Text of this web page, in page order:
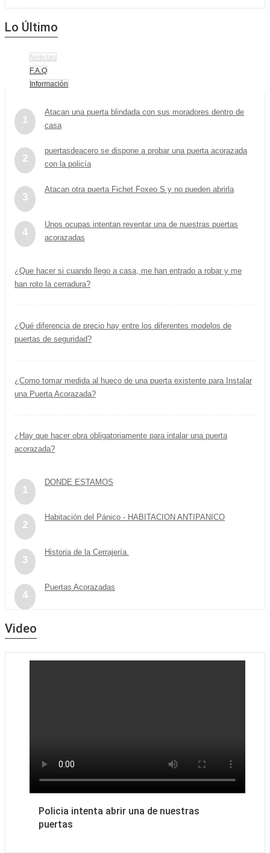
Lo Último
Noticias
F.A.Q
Información
1
Atacan una puerta blindada con sus moradores dentro de
casa
2
puertasdeacero se dispone a probar una puerta acorazada
con la policía
3
Atacan otra puerta Fichet Foxeo S y no pueden abrirla
4
Unos ocupas intentan reventar una de nuestras puertas
acorazadas
¿Que hacer si cuando llego a casa, me han entrado a robar y me
han roto la cerradura?
¿Qué diferencia de precio hay entre los diferentes modelos de
puertas de seguridad?
¿Como tomar medida al hueco de una puerta existente para Instalar
una Puerta Acorazada?
¿Hay que hacer obra obligatoriamente para intalar una puerta
acorazada?
1
DONDE ESTAMOS
2
Habitación del Pánico - HABITACION ANTIPANICO
3
Historia de la Cerrajería.
4
Puertas Acorazadas
Video
Policia intenta abrir una de nuestras
puertas